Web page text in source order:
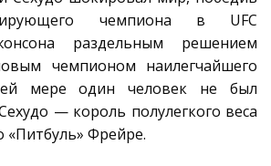
чемпиона в UFC
раздельным решением
чемпионом наилегчайшего
мере один человек не был
— король полулегкого веса
«Питбуль» Фрейре.